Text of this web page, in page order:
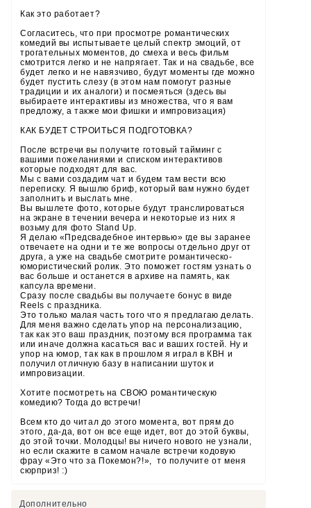
Как это работает?
Согласитесь, что при просмотре романтических
комедий вы испытываете целый спектр эмоций, от
трогательных моментов, до смеха и весь фильм
смотрится легко и не напрягает. Так и на свадьбе, все
будет легко и не навязчиво, будут моменты где можно
будет пустить слезу (в этом нам помогут разные
традиции и их аналоги) и посмеяться (здесь вы
выбираете интерактивы из множества, что я вам
предложу, а также мои фишки и импровизация)
КАК БУДЕТ СТРОИТЬСЯ ПОДГОТОВКА?
После встречи вы получите готовый тайминг с
вашими пожеланиями и списком интерактивов
которые подходят для вас.
Мы с вами создадим чат и будем там вести всю
переписку. Я вышлю бриф, который вам нужно будет
заполнить и выслать мне.
Вы вышлете фото, которые будут транслироваться
на экране в течении вечера и некоторые из них я
возьму для фото Stand Up.
Я делаю «Предсвадебное интервью» где вы заранее
отвечаете на одни и те же вопросы отдельно друг от
друга, а уже на свадьбе смотрите романтическо-
юмористический ролик. Это поможет гостям узнать о
вас больше и останется в архиве на память, как
капсула времени.
Сразу после свадьбы вы получаете бонус в виде
Reels с праздника.
Это только малая часть того что я предлагаю делать.
Для меня важно сделать упор на персонализацию,
так как это ваш праздник, поэтому вся программа так
или иначе должна касаться вас и ваших гостей. Ну и
упор на юмор, так как в прошлом я играл в КВН и
получил отличную базу в написании шуток и
импровизации.
Хотите посмотреть на СВОЮ романтическую
комедию? Тогда до встречи!
Всем кто до читал до этого момента, вот прям до
этого, да-да, вот он все еще идет, вот до этой буквы,
до этой точки. Молодцы! вы ничего нового не узнали,
но если скажите в самом начале встречи кодовую
фрау «Это что за Покемон?!», то получите от меня
сюрприз! :)
Дополнительно